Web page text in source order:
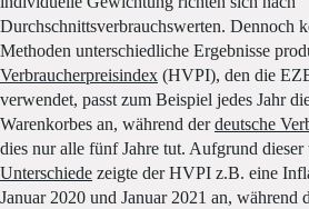
Durchschnittsverbrauchswerten. Dennoch
Methoden unterschiedliche Ergebnisse
Verbraucherpreisindex (HVPI), den die
verwendet, passt zum Beispiel jedes Jahr
Warenkorbes an, während derdeutsche
dies nur alle fünf Jahre tut. Aufgrund
Unterschiede zeigte der HVPI z.B. eine
Januar 2020 und Januar 2021 an,